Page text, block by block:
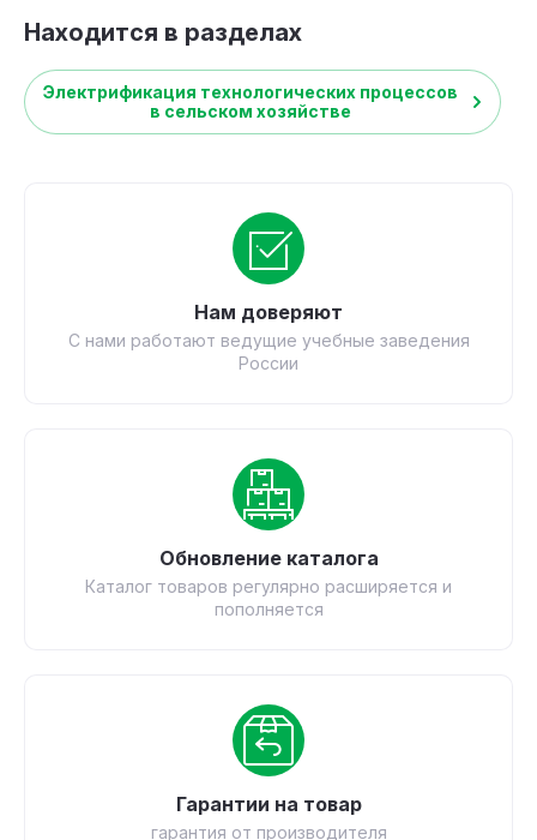
Находится в разделах
Электрификация технологических процессов
в сельском хозяйстве
Нам доверяют
С нами работают ведущие учебные заведения
России
Обновление каталога
Каталог товаров регулярно расширяется и
пополняется
Гарантии на товар
гарантия от производителя